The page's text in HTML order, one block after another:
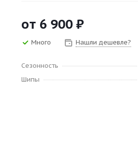
от 6 900 ₽
Много Нашли дешевле?
Сезонность
Шипы